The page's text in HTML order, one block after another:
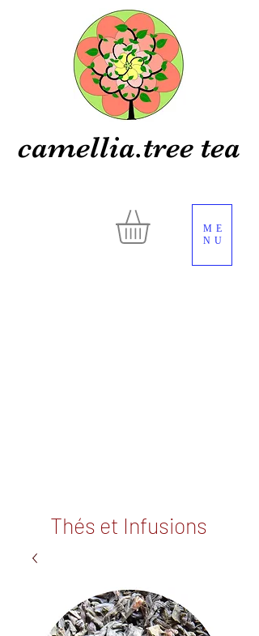
Thés et Infusions
camellia.tree tea
ME
NU